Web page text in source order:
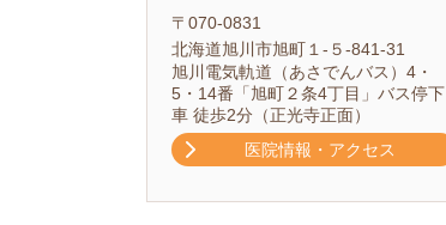
〒070-0831
北海道旭川市旭町１-５-841-31
旭川電気軌道（あさでんバス）4・
5・14番「旭町２条4丁目」バス停下
車 徒歩2分（正光寺正面）
医院情報・アクセス